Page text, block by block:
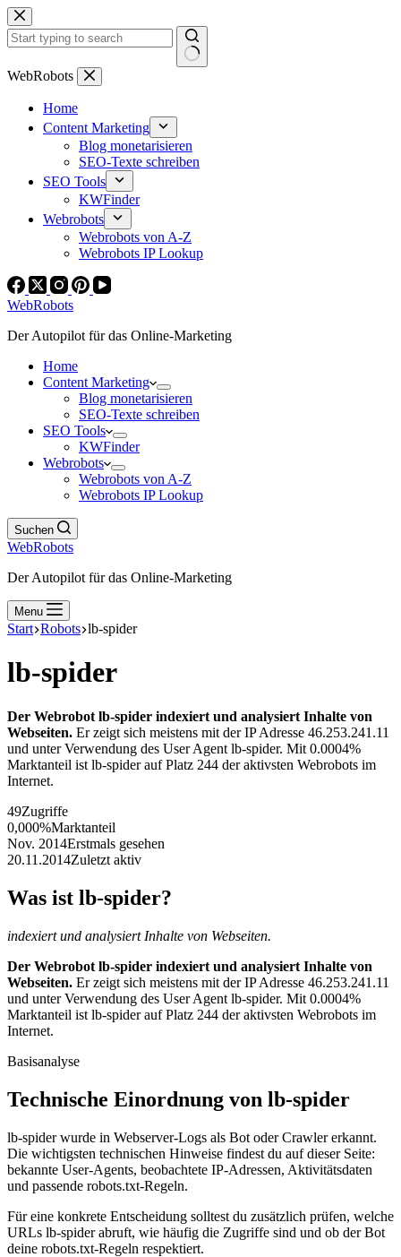
Zum
Inhalt
springen
Keine
WebRobots
Home
Content Marketing
Blog monetarisieren
SEO-Texte schreiben
SEO Tools
KWFinder
Webrobots
Webrobots von A-Z
Webrobots IP Lookup
WebRobots
Der Autopilot für das Online-Marketing
Home
Content Marketing
Blog monetarisieren
SEO-Texte schreiben
SEO Tools
KWFinder
Webrobots
Webrobots von A-Z
Webrobots IP Lookup
Suchen
WebRobots
Der Autopilot für das Online-Marketing
Menu
Start Robots lb-spider
lb-spider
Der Webrobot lb-spider indexiert und analysiert Inhalte von
Webseiten. Er zeigt sich meistens mit der IP Adresse 46.253.241.11
und unter Verwendung des User Agent lb-spider. Mit 0.0004%
Marktanteil ist lb-spider auf Platz 244 der aktivsten Webrobots im
Internet.
49Zugriffe
0,000%Marktanteil
Nov. 2014Erstmals gesehen
20.11.2014Zuletzt aktiv
Was ist lb-spider?
indexiert und analysiert Inhalte von Webseiten.
Der Webrobot lb-spider indexiert und analysiert Inhalte von
Webseiten. Er zeigt sich meistens mit der IP Adresse 46.253.241.11
und unter Verwendung des User Agent lb-spider. Mit 0.0004%
Marktanteil ist lb-spider auf Platz 244 der aktivsten Webrobots im
Internet.
Basisanalyse
Technische Einordnung von lb-spider
lb-spider wurde in Webserver-Logs als Bot oder Crawler erkannt.
Die wichtigsten technischen Hinweise findest du auf dieser Seite:
bekannte User-Agents, beobachtete IP-Adressen, Aktivitätsdaten
und passende robots.txt-Regeln.
Für eine konkrete Entscheidung solltest du zusätzlich prüfen, welche
URLs lb-spider abruft, wie häufig die Zugriffe sind und ob der Bot
deine robots.txt-Regeln respektiert.